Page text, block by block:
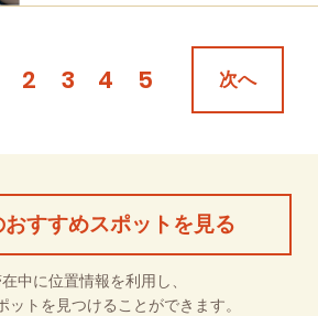
#箱根湯本#宮ノ下#強羅#仙石原
2 3 4 5 次へ
すすめスポットを見る
中に位置情報を利用し、
ットを見つけることができます。